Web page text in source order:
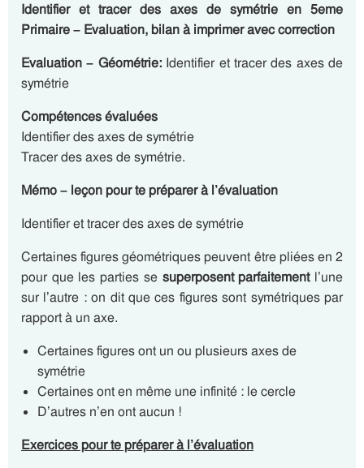
Identifier et tracer des axes de symétrie en 5eme
Primaire – Evaluation, bilan à imprimer avec correction
Evaluation – Géométrie:Identifier et tracer des axes de
symétrie
Compétences évaluées
Identifier des axes de symétrie
Tracer des axes de symétrie.
Mémo – leçon pour te préparer à l’évaluation
Identifier et tracer des axes de symétrie
Certaines figures géométriques peuvent être pliées en 2
pour que les parties se superposentparfaitementl’une
sur l’autre : on dit que ces figures sont symétriques par
rapport à un axe.
Certaines figures ont un ou plusieurs axes de
symétrie
Certaines ont en même une infinité : le cercle
D’autres n’en ont aucun !
Exercices pour te préparer à l’évaluation